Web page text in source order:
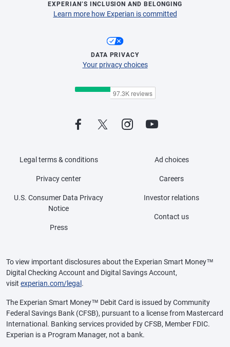
EXPERIAN’S INCLUSION AND BELONGING
Learn more how Experian is committed
DATA PRIVACY
Your privacy choices
Legal terms & conditions
Privacy center
U.S. Consumer Data Privacy
Notice
Press
Ad choices
Careers
Investor relations
Contact us
To view important disclosures about the Experian Smart Money™
Digital Checking Account and Digital Savings Account,
visit experian.com/legal .
The Experian Smart Money™ Debit Card is issued by Community
Federal Savings Bank (CFSB), pursuant to a license from Mastercard
International. Banking services provided by CFSB, Member FDIC.
Experian is a Program Manager, not a bank.